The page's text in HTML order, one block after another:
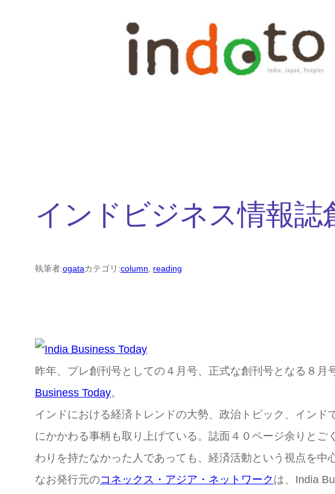
インドビジネス情報誌
執筆者:ogataカテゴリ:column reading
昨年、プレ創刊号としての４月号、正式な創刊号となる８
Business Today。
インドにおける経済トレンドの大勢、政治トピック、イン
にかかわる事柄も取り上げている。誌面４０ページ余りと
わりを持たなかった人であっても、経済活動という視点を中
なお発行元のコネックス・アジア・ネットワーク は、India